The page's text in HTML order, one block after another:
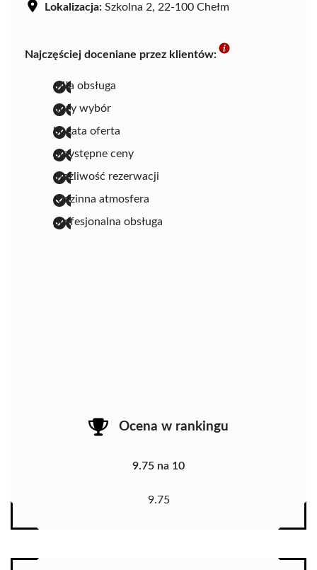
Lokalizacja: Szkolna 2, 22-100 Chełm
Najczęściej doceniane przez klientów:
miła obsługa
duży wybór
bogata oferta
przystępne ceny
możliwość rezerwacji
rodzinna atmosfera
profesjonalna obsługa
Ocena w rankingu
9.75 na 10
9.75